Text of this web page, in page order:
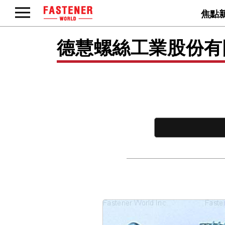
焦點
德慧螺絲工業股份